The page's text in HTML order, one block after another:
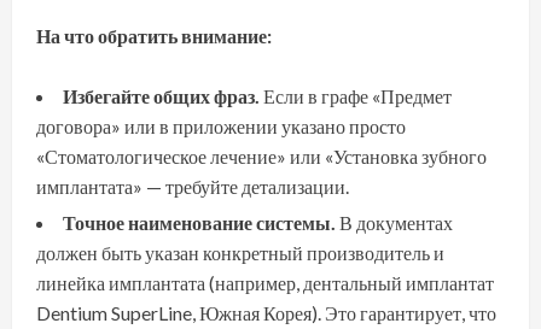
На что обратить внимание:
Избегайте общих фраз. Если в графе «Предмет
договора» или в приложении указано просто
«Стоматологическое лечение» или «Установка зубного
имплантата» — требуйте детализации.
Точное наименование системы. В документах
должен быть указан конкретный производитель и
линейка имплантата (например, дентальный имплантат
Dentium SuperLine, Южная Корея). Это гарантирует, что